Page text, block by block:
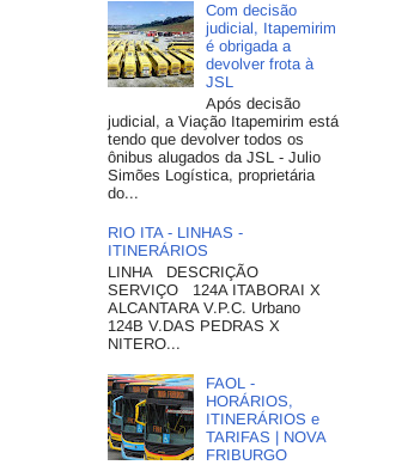
Com decisão
judicial, Itapemirim
é obrigada a
devolver frota à
JSL
Após decisão
judicial, a Viação Itapemirim está
tendo que devolver todos os
ônibus alugados da JSL - Julio
Simões Logística, proprietária
do...
RIO ITA - LINHAS -
ITINERÁRIOS
LINHA DESCRIÇÃO
SERVIÇO 124A ITABORAI X
ALCANTARA V.P.C. Urbano
124B V.DAS PEDRAS X
NITERO...
FAOL -
HORÁRIOS,
ITINERÁRIOS e
TARIFAS | NOVA
FRIBURGO